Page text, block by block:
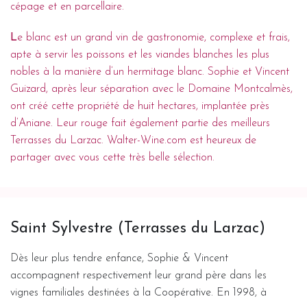
cépage et en parcellaire.
Le blanc est un grand vin de gastronomie, complexe et frais,
apte à servir les poissons et les viandes blanches les plus
nobles à la manière d’un hermitage blanc. Sophie et Vincent
Guizard, après leur séparation avec le Domaine Montcalmès,
ont créé cette propriété de huit hectares, implantée près
d’Aniane. Leur rouge fait également partie des meilleurs
Terrasses du Larzac. Walter-Wine.com est heureux de
partager avec vous cette très belle sélection.
Saint Sylvestre (Terrasses du Larzac)
Dès leur plus tendre enfance, Sophie & Vincent
accompagnent respectivement leur grand père dans les
vignes familiales destinées à la Coopérative. En 1998, à